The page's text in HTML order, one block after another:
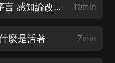
《感知新理念》001序言 感知論改變什麼 10min
麼是活著 7min